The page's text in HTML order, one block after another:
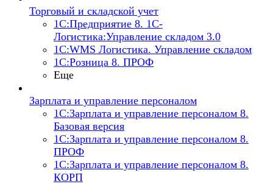
Торговый и складской учет
1С:Предприятие 8. 1С-
Логистика:Управление складом 3.0
1С:WMS Логистика. Управление складом
1С:Розница 8. ПРОФ
Еще
Зарплата и управление персоналом
1С:Зарплата и управление персоналом 8.
Базовая версия
1С:Зарплата и управление персоналом 8.
ПРОФ
1С:Зарплата и управление персоналом 8.
КОРП